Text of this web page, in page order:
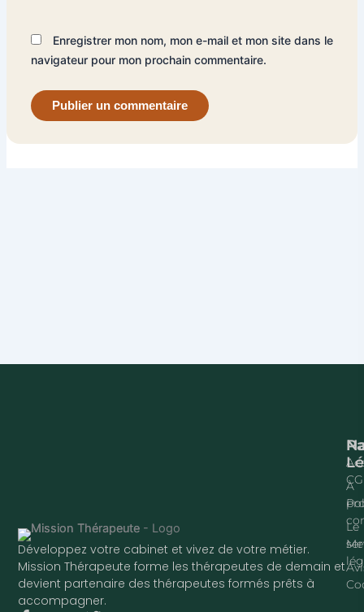
Enregistrer mon nom, mon e-mail et mon site dans le
navigateur pour mon prochain commentaire.
Développez votre cabinet et vivez de votre métier.
Mission Thérapeute forme les thérapeutes de demain et
devient partenaire des thérapeutes formés prêts à
accompagner.
À
Le